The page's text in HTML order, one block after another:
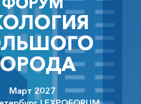
Март 2027